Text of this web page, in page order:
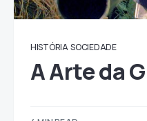
HISTÓRIA SOCIEDADE
A Arte da